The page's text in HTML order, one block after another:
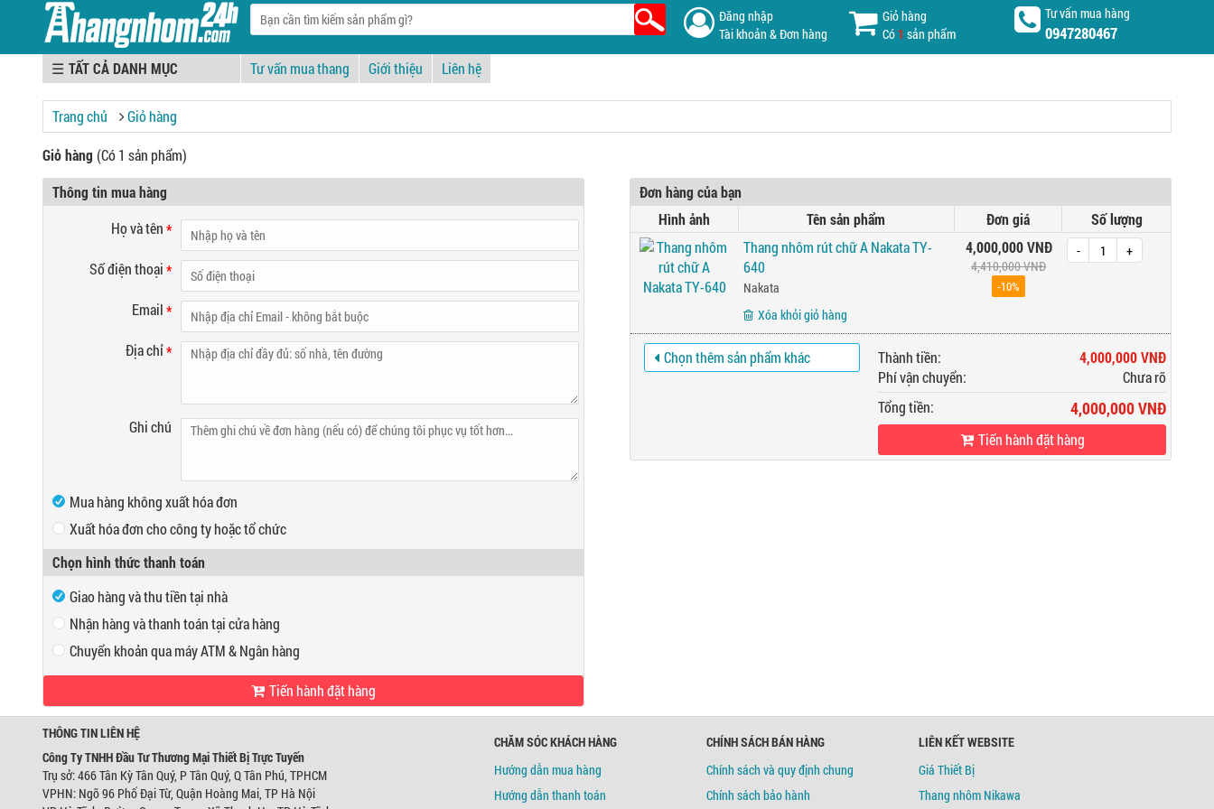
Đăng nhập
Tài khoản & Đơn hàng
Giỏ hàng
Có1 sản phẩm
Tư vấn mua hàng
0947280467
☰ Tư vấn mua thang Giới thiệu Liên hệ
Trang chủ Giỏ hàng
Giỏ hàng (Có 1 sản phẩm)
Đơn hàng của bạn
Hình ảnh
Tên sản phẩm Đơn giá
Số lượng
Thang nhôm rút chữ A Nakata TY-
640
Nakata
Xóa khỏi giỏ hàng
4,000,000 VNĐ
4,410,000 VNĐ
-10%
- +
Thành tiền:
4,000,000 VNĐ
Phí vận chuyển:
Chưa rõ
Tổng tiền:
4,000,000 VNĐ
Tiến hành đặt hàng
Chọn thêm sản phẩm khác
Thông tin mua hàng
Họ và tên*
Số điện thoại*
Email*
Địa chỉ*
Ghi chú
Mua hàng không xuất hóa đơn
Xuất hóa đơn cho công ty hoặc tổ chức
Mã số thuế
Địa chỉ
Chọn hình thức thanh toán
Giao hàng và thu tiền tại nhà
Nhận hàng và thanh toán tại cửa hàng
VP Hồ Chí Minh:
466 Tân Kỳ Tân Quý, P Tân Quý, Q Tân Phú, TPHCM
Điện thoại:0947280467
VP Hà Nội:
Địa chỉ: Ngõ 96 Phố Đại Từ, Quận Hoàng Mai, TP Hà Nội
Điện thoại:0944746879
Chuyển khoản qua máy ATM & Ngân hàng
Ngân hàng Ngoại thương Việt Nam
Chi nhánh:Chi nhánh Hùng Vương
Ngân hàng Ngoại thương Việt Nam
Chi nhánh:Chi nhánh Hùng Vương
Tiến hành đặt hàng
THÔNG TIN LIÊN HỆ
Công Ty TNHH Đầu Tư Thương Mại Thiết Bị Trực Tuyến
Trụ sở: 466 Tân Kỳ Tân Quý, P Tân Quý, Q Tân Phú, TPHCM
VPHN: Ngõ 96 Phố Đại Từ, Quận Hoàng Mai, TP Hà Nội
CHĂM SÓC KHÁCH HÀNG
Hướng dẫn mua hàng
Hướng dẫn thanh toán
CHÍNH SÁCH BÁN HÀNG
Chính sách và quy định chung
Chính sách bảo hành
LIÊN KẾT WEBSITE
Giá Thiết Bị
Thang nhôm Nikawa